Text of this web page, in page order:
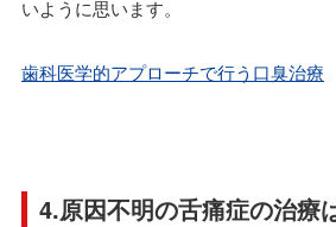
いように思います。
歯科医学的アプローチで行う口臭治療
4.原因不明の舌痛症の治療